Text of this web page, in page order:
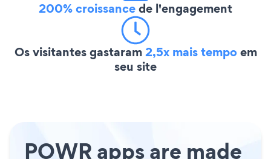
200% croissancede l'engagement
Os visitantes gastaram2,5x mais tempoem
seu site
POWR apps are made